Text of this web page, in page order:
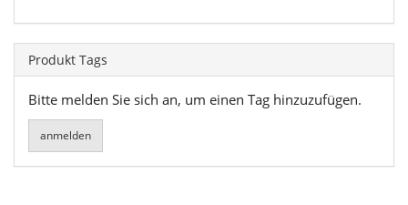
Produkt Tags
Bitte melden Sie sich an, um einen Tag hinzuzufügen.